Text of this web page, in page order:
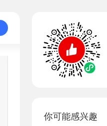
你可能感兴趣